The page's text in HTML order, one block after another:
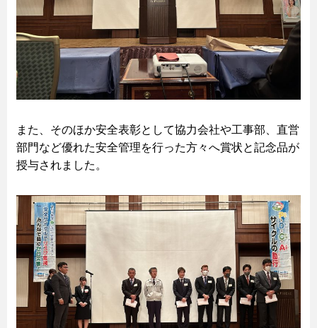
また、そのほか安全表彰として協力会社や工事部、直営
部門など優れた安全管理を行った方々へ賞状と記念品が
授与されました。